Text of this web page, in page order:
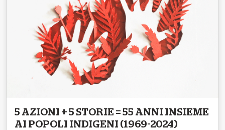
5 AZIONI + 5 STORIE = 55 ANNI INSIEME
AI POPOLI INDIGENI (1969-2024)